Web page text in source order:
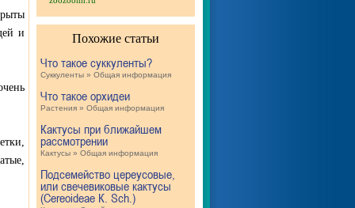
и
Похожие статьи
Что такое суккуленты?
Суккуленты » Общая информация
Что такое орхидеи
Растения » Общая информация
Кактусы при ближайшем
рассмотрении
Кактусы » Общая информация
Подсемейство цереусовые,
или свечевиковые кактусы
(Cereoideae К. Sch.)